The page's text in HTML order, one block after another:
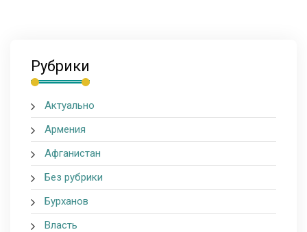
Рубрики
Актуально
Армения
Афганистан
Без рубрики
Бурханов
Власть